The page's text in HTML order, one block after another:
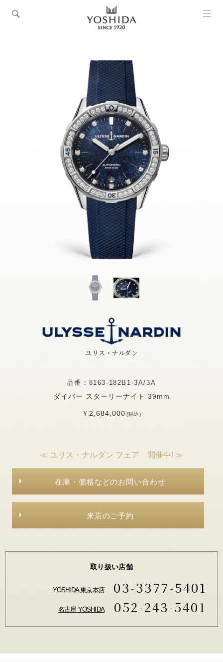
ユリス・ナルダン
品番：8163-182B1-3A/3A
ダイバー スターリーナイト 39mm
￥2,684,000(税込)
≪ ユリス・ナルダン フェア 開催中! ≫
在庫・価格などのお問い合わせ
来店のご予約
取り扱い店舗
YOSHIDA 東京本店 03-3377-5401
名古屋 YOSHIDA 052-243-5401